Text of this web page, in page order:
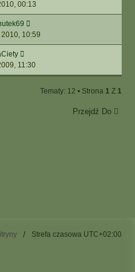
00:13
10:59
11:30
Tematy: 12 • Strona 1 Z 1
Przejdź Do
Strefa czasowa UTC+02:00